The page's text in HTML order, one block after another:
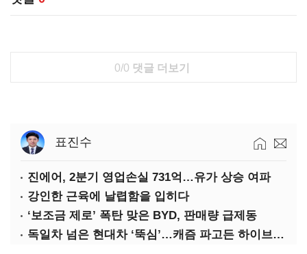
0/0 댓글 더보기
표진수
진에어, 2분기 영업손실 731억…유가 상승 여파
강인한 근육에 날렵함을 입히다
‘보조금 제로’ 폭탄 맞은 BYD, 판매량 급제동
독일차 넘은 현대차 ‘뚝심’…캐즘 파고든 하이브리드 역전극